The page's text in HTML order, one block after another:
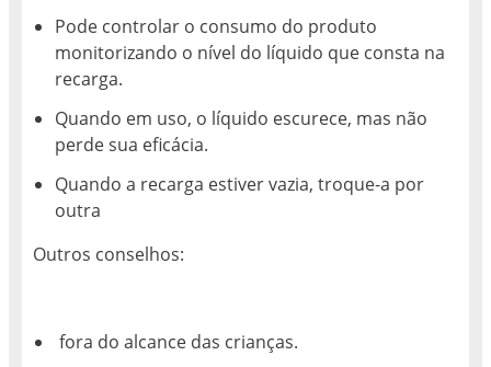
Pode controlar o consumo do produto
monitorizando o nível do líquido que consta na
recarga.
Quando em uso, o líquido escurece, mas não
perde sua eficácia.
Quando a recarga estiver vazia, troque-a por
outra
Outros conselhos:
fora do alcance das crianças.